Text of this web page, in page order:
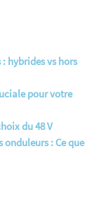
hybrides vs hors
pour votre
du 48 V
: Ce que